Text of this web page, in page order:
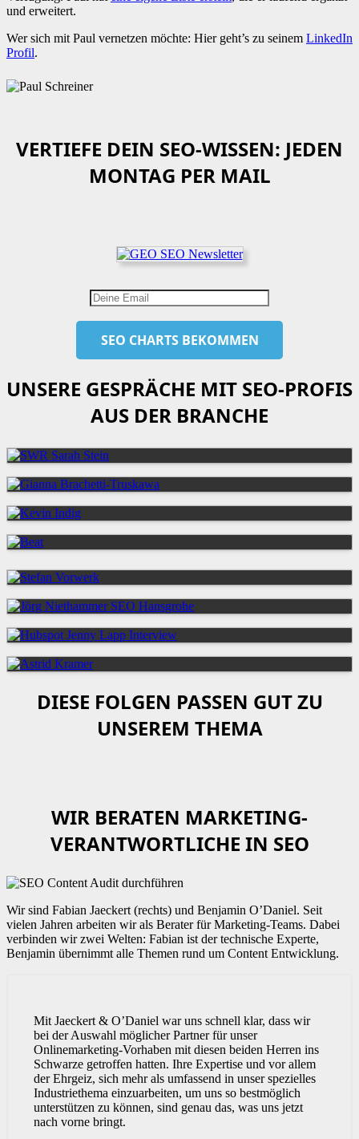
und erweitert.
Wer sich mit Paul vernetzen möchte: Hier geht’s zu seinem LinkedIn
Profil.
VERTIEFE DEIN SEO-WISSEN: JEDEN
MONTAG PER MAIL
UNSERE GESPRÄCHE MIT SEO-PROFIS
AUS DER BRANCHE
DIESE FOLGEN PASSEN GUT ZU
UNSEREM THEMA
WIR BERATEN MARKETING-
VERANTWORTLICHE IN SEO
Wir sind Fabian Jaeckert (rechts) und Benjamin O’Daniel. Seit
vielen Jahren arbeiten wir als Berater für Marketing-Teams. Dabei
verbinden wir zwei Welten: Fabian ist der technische Experte,
Benjamin übernimmt alle Themen rund um Content Entwicklung.
Mit Jaeckert & O’Daniel war uns schnell klar, dass wir
bei der Auswahl möglicher Partner für unser
Onlinemarketing-Vorhaben mit diesen beiden Herren ins
Schwarze getroffen hatten. Ihre Expertise und vor allem
der Ehrgeiz, sich mehr als umfassend in unser spezielles
Industriethema einzuarbeiten, um uns so bestmöglich
unterstützen zu können, sind genau das, was uns jetzt
nach vorne bringt.